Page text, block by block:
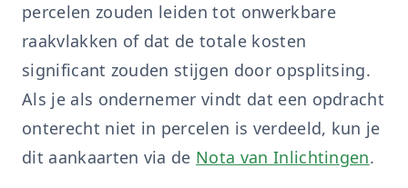
percelen zouden leiden tot onwerkbare
raakvlakken of dat de totale kosten
significant zouden stijgen door opsplitsing.
Als je als ondernemer vindt dat een opdracht
onterecht niet in percelen is verdeeld, kun je
dit aankaarten via de Nota van Inlichtingen.